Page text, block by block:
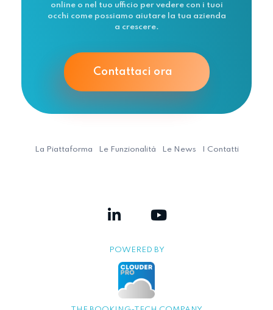
online o nel tuo ufficio per vedere con i tuoi
occhi come possiamo aiutare la tua azienda
a crescere.
Contattaci ora
La Piattaforma Le Funzionalità Le News I Contatti
POWERED BY